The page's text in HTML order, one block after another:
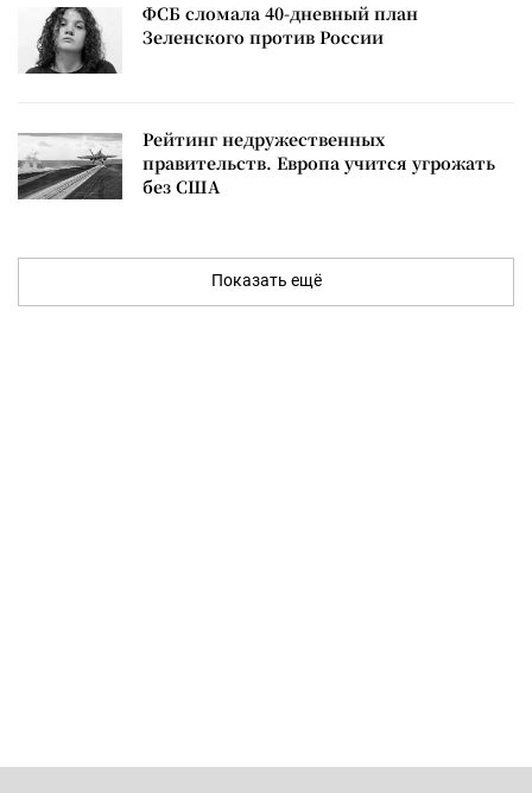
ФСБ сломала 40-дневный план
Зеленского против России
Рейтинг недружественных
правительств. Европа учится угрожать
без США
Показать ещё